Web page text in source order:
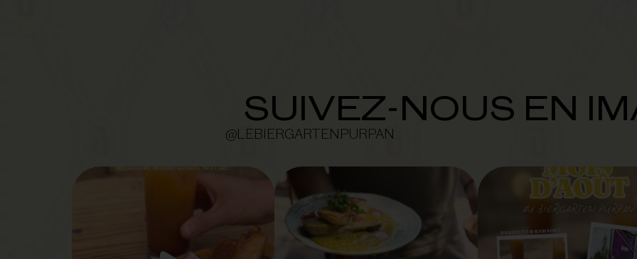
SUIVEZ-NOUS EN
@LEBIERGARTENPURPAN